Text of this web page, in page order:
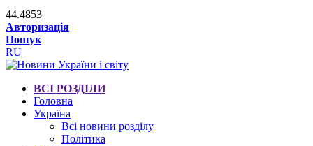
44.4853
Авторизація
Пошук
RU
ВСІ РОЗДІЛИ
Головна
Україна
Всі новини розділу
Політика